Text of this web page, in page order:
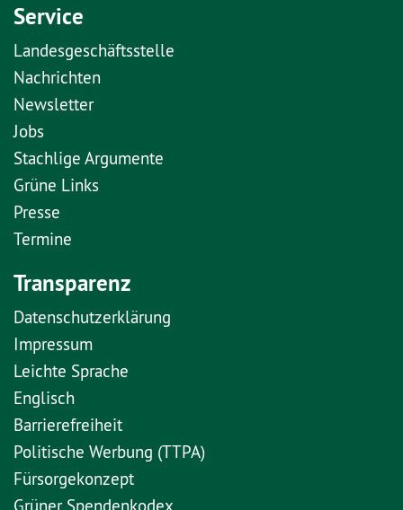
Service
Landesgeschäftsstelle
Nachrichten
Newsletter
Jobs
Stachlige Argumente
Grüne Links
Presse
Termine
Transparenz
Datenschutzerklärung
Impressum
Leichte Sprache
Englisch
Barrierefreiheit
Politische Werbung (TTPA)
Fürsorgekonzept
Grüner Spendenkodex